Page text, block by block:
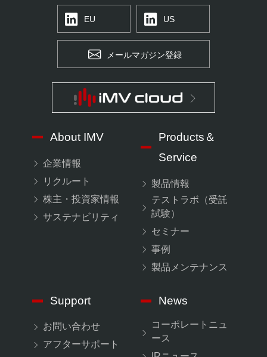
EU US
メールマガジン登録
About IMV
企業情報
リクルート
株主・投資家情報
サステナビリティ
Products＆
Service
製品情報
テストラボ（受託
試験）
セミナー
事例
製品メンテナンス
Support
お問い合わせ
アフターサポート
News
コーポレートニュ
ース